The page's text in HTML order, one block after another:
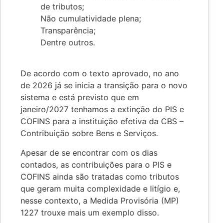
de tributos;
Não cumulatividade plena;
Transparência;
Dentre outros.
De acordo com o texto aprovado, no ano
de 2026 já se inicia a transição para o novo
sistema e está previsto que em
janeiro/2027 tenhamos a extinção do PIS e
COFINS para a instituição efetiva da CBS –
Contribuição sobre Bens e Serviços.
Apesar de se encontrar com os dias
contados, as contribuições para o PIS e
COFINS ainda são tratadas como tributos
que geram muita complexidade e litígio e,
nesse contexto, a Medida Provisória (MP)
1227 trouxe mais um exemplo disso.